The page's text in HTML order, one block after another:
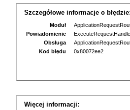
Szczegółowe informacje o błędzie:
Moduł
Powiadomienie
Obsługa
Kod błędu
0x80072ee2
Więcej informacji: